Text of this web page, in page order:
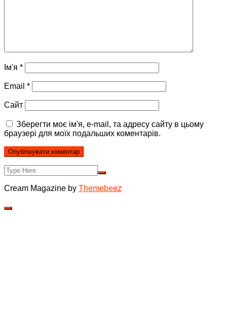
Ім'я *
Email *
Сайт
Зберегти моє ім'я, e-mail, та адресу сайту в цьому
браузері для моїх подальших коментарів.
Cream Magazine by Themebeez